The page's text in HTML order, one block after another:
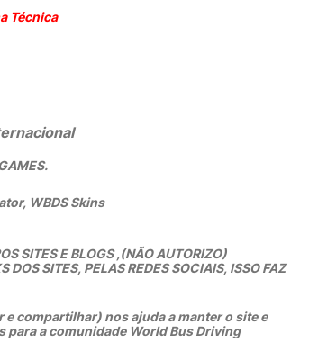
Técnica
WBDS Skins
SITES E BLOGS ,(NÃO AUTORIZO)
SITES, PELAS REDES SOCIAIS, ISSO FAZ
compartilhar) nos ajuda a manter o site e
a comunidade World Bus Driving